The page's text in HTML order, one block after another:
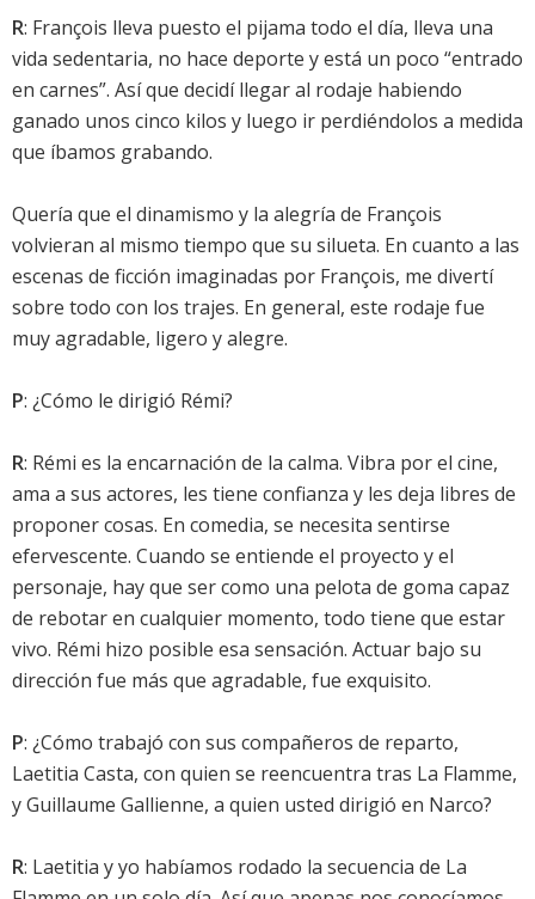
R: François lleva puesto el pijama todo el día, lleva una
vida sedentaria, no hace deporte y está un poco “entrado
en carnes”. Así que decidí llegar al rodaje habiendo
ganado unos cinco kilos y luego ir perdiéndolos a medida
que íbamos grabando.
Quería que el dinamismo y la alegría de François
volvieran al mismo tiempo que su silueta. En cuanto a las
escenas de ficción imaginadas por François, me divertí
sobre todo con los trajes. En general, este rodaje fue
muy agradable, ligero y alegre.
P: ¿Cómo le dirigió Rémi?
R: Rémi es la encarnación de la calma. Vibra por el cine,
ama a sus actores, les tiene confianza y les deja libres de
proponer cosas. En comedia, se necesita sentirse
efervescente. Cuando se entiende el proyecto y el
personaje, hay que ser como una pelota de goma capaz
de rebotar en cualquier momento, todo tiene que estar
vivo. Rémi hizo posible esa sensación. Actuar bajo su
dirección fue más que agradable, fue exquisito.
P: ¿Cómo trabajó con sus compañeros de reparto,
Laetitia Casta, con quien se reencuentra tras La Flamme,
y Guillaume Gallienne, a quien usted dirigió en Narco?
R: Laetitia y yo habíamos rodado la secuencia de La